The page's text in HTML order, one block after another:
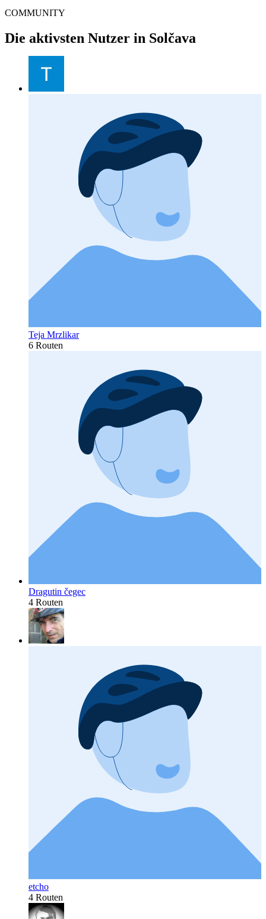
COMMUNITY
Die aktivsten Nutzer in Solčava
Teja Mrzlikar
6 Routen
Dragutin čegec
4 Routen
etcho
4 Routen